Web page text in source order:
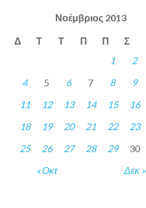
Νοέμβριος 2013
Δ Τ Τ Π Π Σ
« Οκτ Δεκ »
1 2
4
5 6 7 8 9
11
12 13 14 15 16
18
19 20 21 22 23
25
26 27 28 29 30